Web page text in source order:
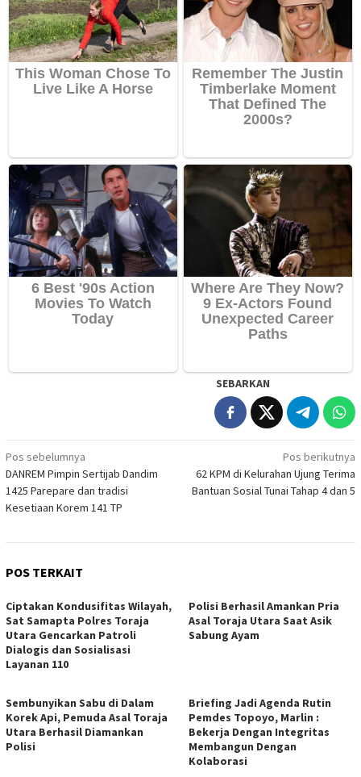
SEBARKAN
Navigasi
pos
Pos sebelumnya
DANREM Pimpin Sertijab Dandim
1425 Parepare dan tradisi
Kesetiaan Korem 141 TP
Pos berikutnya
62 KPM di Kelurahan Ujung Terima
Bantuan Sosial Tunai Tahap 4 dan 5
POS TERKAIT
Ciptakan Kondusifitas Wilayah,
Sat Samapta Polres Toraja
Utara Gencarkan Patroli
Dialogis dan Sosialisasi
Layanan 110
Polisi Berhasil Amankan Pria
Asal Toraja Utara Saat Asik
Sabung Ayam
Sembunyikan Sabu di Dalam
Korek Api, Pemuda Asal Toraja
Utara Berhasil Diamankan
Polisi
Briefing Jadi Agenda Rutin
Pemdes Topoyo, Marlin :
Bekerja Dengan Integritas
Membangun Dengan
Kolaborasi